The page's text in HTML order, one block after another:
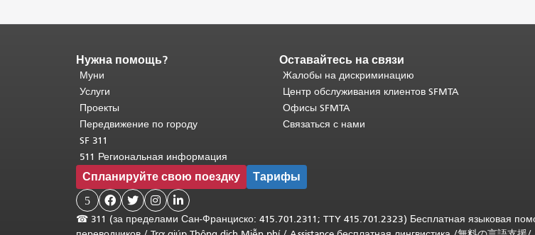
Конец
содержимого
страницы.
часть
этой
страницы
на
каждой
странице.
Вернуться
к
Нужна помощь?
Муни
Услуги
Проекты
Передвижение по городу
SF 311
511 Региональная информация
Оставайтесь на связи
Жалобы на дискриминацию
Центр обслуживания клиентов SFMTA
Офисы SFMTA
Связаться с нами
Спланируйте свою поездку Тарифы
5    
☎ 311 (за пределами Сан-Франциско: 415.701.2311; TTY 415.701.2323) Бесплатная языковая